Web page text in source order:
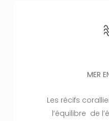
MER
Les récifs
l’équilibre de